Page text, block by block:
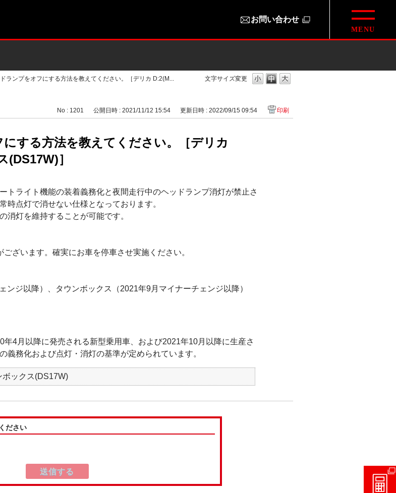
お問い合わせ
文字サイズ変更
ランプをオフにする方法を教えてください。［デリカ D:2(M...
No : 1201 公開日時 : 2021/11/12 15:54 更新日時 : 2022/09/15 09:54 印刷
する方法を教えてください。［デリカ
］
トライト機能の装着義務化と夜間走行中のヘッドランプ消灯が禁止さ
時点灯で消せない仕様となっております。
消灯を維持することが可能です。
ざいます。確実にお車を停車させ実施ください。
ンジ以降）、タウンボックス（2021年9月マイナーチェンジ以降）
4月以降に発売される新型乗用車、および2021年10月以降に生産さ
義務化および点灯・消灯の基準が定められています。
ックス(DS17W)
ださい